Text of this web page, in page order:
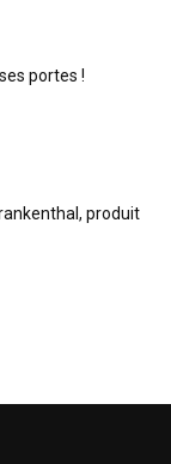
portes !
produit